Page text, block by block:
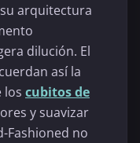
arquitectura
dilución. El
así la
los cubitos de
y suavizar
Fashioned no